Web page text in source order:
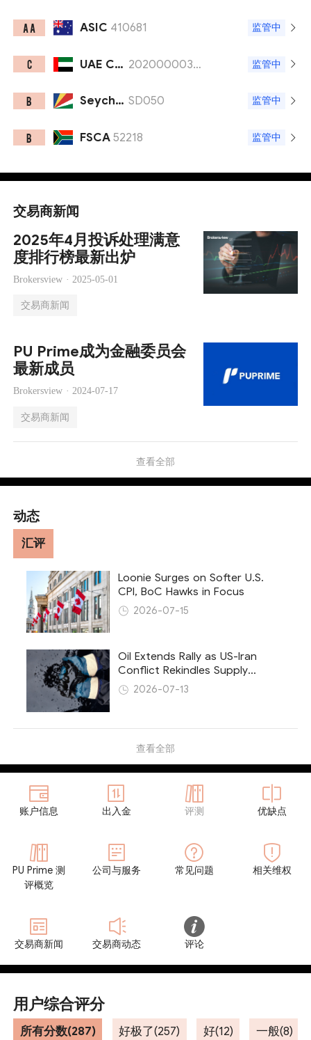
A A ASIC 410681 监管中
C UAE CMA 20200000388 监管中
B Seychelles FSA SD050 监管中
B FSCA 52218 监管中
交易商新闻
2025年4月投诉处理满意
度排行榜最新出炉
Brokersview · 2025-05-01
交易商新闻
PU Prime成为金融委员会
最新成员
Brokersview · 2024-07-17
交易商新闻
查看全部
动态
汇评
Loonie Surges on Softer U.S.
CPI, BoC Hawks in Focus
2026-07-15
Oil Extends Rally as US-Iran
Conflict Rekindles Supply
Concerns
2026-07-13
查看全部
账户信息 出入金 评测 优缺点
PU Prime 测
评概览
公司与服务 常见问题 相关维权
交易商新闻 交易商动态 评论
用户综合评分
所有分数(287) 好极了(257) 好(12) 一般(8)